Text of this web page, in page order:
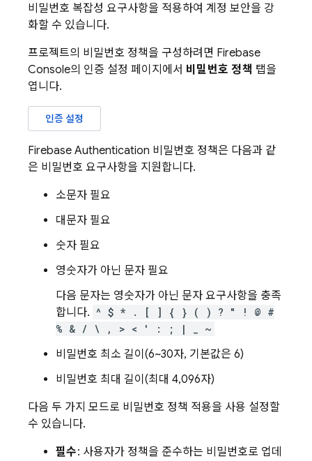
비밀번호 복잡성 요구사항을 적용하여 계정 보안을 강
화할 수 있습니다.
프로젝트의 비밀번호 정책을 구성하려면 Firebase
Console의 인증 설정 페이지에서 비밀번호 정책 탭을
엽니다.
인증 설정
Firebase Authentication 비밀번호 정책은 다음과 같
은 비밀번호 요구사항을 지원합니다.
소문자 필요
대문자 필요
숫자 필요
영숫자가 아닌 문자 필요
다음 문자는 영숫자가 아닌 문자 요구사항을 충족
합니다. ^ $ * . [ ] { } ( ) ? " ! @ #
% & / \ , > < ' : ; | _ ~
비밀번호 최소 길이(6~30자, 기본값은 6)
비밀번호 최대 길이(최대 4,096자)
다음 두 가지 모드로 비밀번호 정책 적용을 사용 설정할
수 있습니다.
필수: 사용자가 정책을 준수하는 비밀번호로 업데